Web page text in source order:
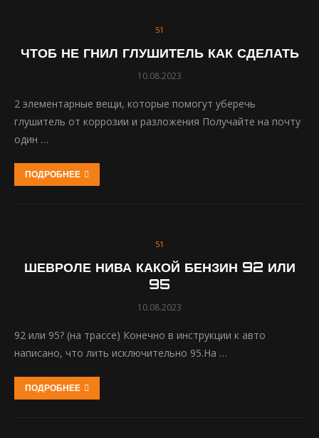
51
ЧТОБ НЕ ГНИЛ ГЛУШИТЕЛЬ КАК СДЕЛАТЬ
10.08.2023
2 элементарные вещи, которые помогут уберечь
глушитель от коррозии и разложения Получайте на почту
один …
ПОДРОБНЕЕ
51
ШЕВРОЛЕ НИВА КАКОЙ БЕНЗИН 92 ИЛИ
95
10.08.2023
92 или 95? (на трассе) Конечно в инструкции к авто
написано, что лить исключительно 95.На …
ПОДРОБНЕЕ